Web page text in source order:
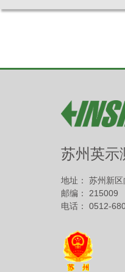
苏州英示
地址： 苏州新
邮编： 215009
电话： 0512-